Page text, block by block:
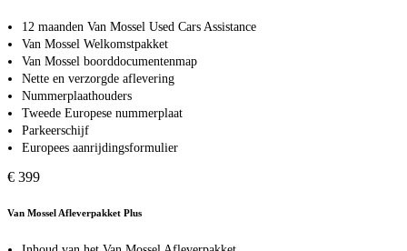
12 maanden Van Mossel Used Cars Assistance
Van Mossel Welkomstpakket
Van Mossel boorddocumentenmap
Nette en verzorgde aflevering
Nummerplaathouders
Tweede Europese nummerplaat
Parkeerschijf
Europees aanrijdingsformulier
€ 399
Van Mossel Afleverpakket Plus